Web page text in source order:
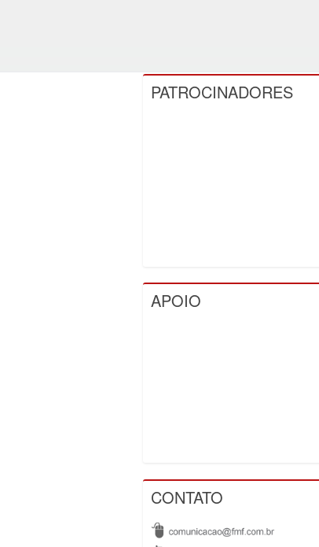
PATROCINADORES
APOIO
CONTATO